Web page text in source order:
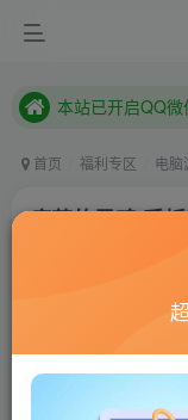
首页 福利专区 电脑
痛苦的灵魂/受
联网教程： 内附教程
单机教程： 内附教程
不懂的话联系客服！